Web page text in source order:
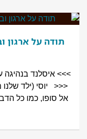
תודה על ארגון
>>> איסלנד
<<< יוסי (ילד שלנו
אל סופו, כמו כל